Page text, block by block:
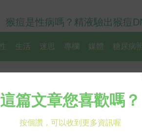
猴痘是性病嗎？精液驗出猴痘
生活 迷思 專欄 媒體 糖尿病
恐危害兒童免疫力、